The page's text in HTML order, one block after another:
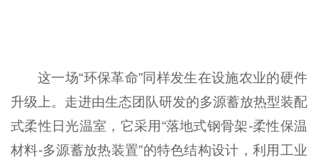
这一场“环保革命”同样发生在设施农业的硬件
升级上。走进由生态团队研发的多源蓄放热型装配
式柔性日光温室，它采用“落地式钢骨架-柔性保温
材料-多源蓄放热装置”的特色结构设计，利用工业